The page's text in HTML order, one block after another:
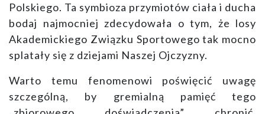
Polskiego. Ta symbioza przymiotów ciała i ducha
bodaj najmocniej zdecydowała o tym, że losy
Akademickiego Związku Sportowego tak mocno
splatały się z dziejami Naszej Ojczyzny.
Warto temu fenomenowi poświęcić uwagę
szczególną, by gremialną pamięć tego